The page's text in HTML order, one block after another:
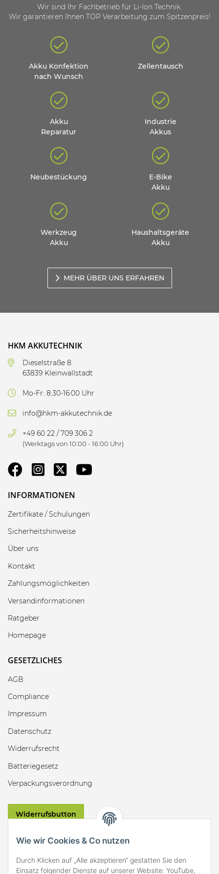
Wie wir Cookies & Co nutzen
Durch Klicken auf „Alle akzeptieren“ gestatten Sie den
Einsatz folgender Dienste auf unserer Website: YouTube,
Wir sind Ihr Fachbetrieb für Li-Ion Technik.
Wir garantieren Ihnen TOP Verarbeitung zum Spitzenpreis!
Akku Konfektion
nach Wunsch
Zellentausch
Akku
Reparatur
Industrie
Akkus
Neubestückung
E-Bike
Akku
Werkzeug
Akku
Haushaltsgeräte
Akku
MEHR ÜBER UNS ERFAHREN
HKM AKKUTECHNIK
Dieselstraße 8
63839 Kleinwallstadt
Mo-Fr: 8:30-16:00 Uhr
info@hkm-akkutechnik.de
+49 60 22 / 709 306 2
(Werktags von 10:00 - 16:00 Uhr)
INFORMATIONEN
Zertifikate / Schulungen
Sicherheitshinweise
Über uns
Kontakt
Zahlungsmöglichkeiten
Versandinformationen
Ratgeber
Homepage
GESETZLICHES
AGB
Compliance
Impressum
Datenschutz
Widerrufsrecht
Batteriegesetz
Verpackungsverordnung
Widerrufsbutton